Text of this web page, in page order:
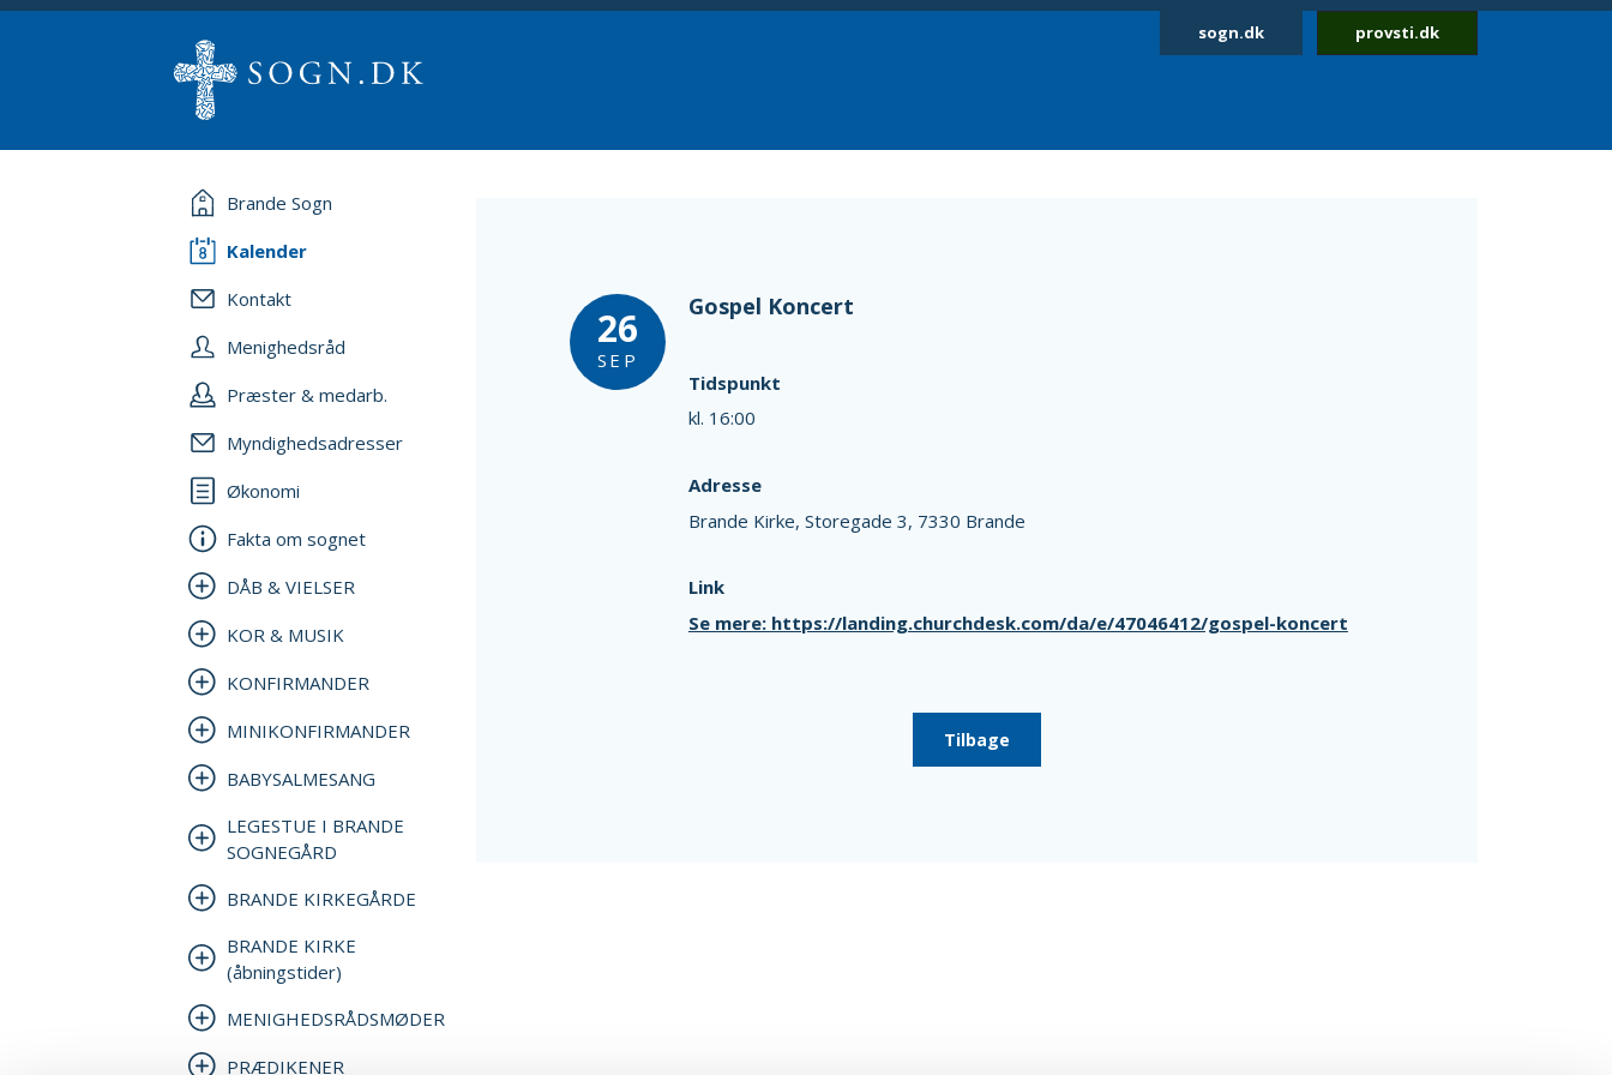
sogn.dk provsti.dk
Brande Sogn
Kalender
Kontakt
Menighedsråd
Præster & medarb.
Myndighedsadresser
Økonomi
Fakta om sognet
DÅB & VIELSER
KOR & MUSIK
KONFIRMANDER
MINIKONFIRMANDER
BABYSALMESANG
LEGESTUE I BRANDE
SOGNEGÅRD
BRANDE KIRKEGÅRDE
BRANDE KIRKE
(åbningstider)
MENIGHEDSRÅDSMØDER
PRÆDIKENER
26
SEP
Gospel Koncert
Tidspunkt
kl. 16:00
Adresse
Brande Kirke, Storegade 3, 7330 Brande
Link
Se mere: https://landing.churchdesk.com/da/e/47046412/gospel-koncert
Tilbage